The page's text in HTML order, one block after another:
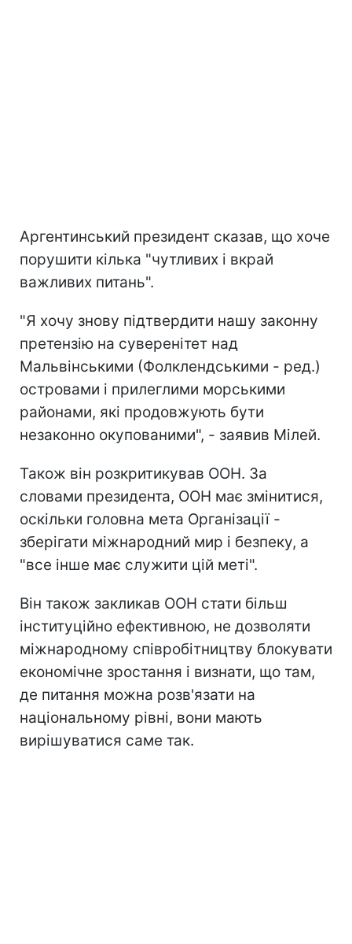
Аргентинський президент сказав, що хоче
порушити кілька "чутливих і вкрай
важливих питань".
"Я хочу знову підтвердити нашу законну
претензію на суверенітет над
Мальвінськими (Фолклендськими - ред.)
островами і прилеглими морськими
районами, які продовжують бути
незаконно окупованими", - заявив Мілей.
Також він розкритикував ООН. За
словами президента, ООН має змінитися,
оскільки головна мета Організації -
зберігати міжнародний мир і безпеку, а
"все інше має служити цій меті".
Він також закликав ООН стати більш
інституційно ефективною, не дозволяти
міжнародному співробітництву блокувати
економічне зростання і визнати, що там,
де питання можна розв'язати на
національному рівні, вони мають
вирішуватися саме так.